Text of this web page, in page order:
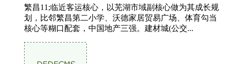
繁昌11;临近客运核心，以芜湖市域副核心做为其成长规
划，比邻繁昌第二小学、沃德家居贸易广场、体育勾当
核心等糊口配套，中国地产三强。建材城(公交...